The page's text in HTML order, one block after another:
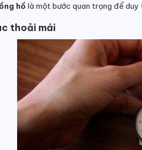
hồ là một bước quan trọng để duy
thoải mái